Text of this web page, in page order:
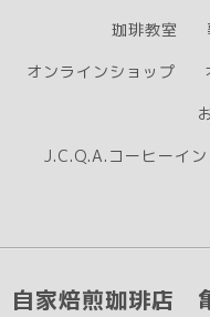
珈琲教室
オンラインショップ
J.C.Q.A.コーヒーイ
自家焙煎珈琲店